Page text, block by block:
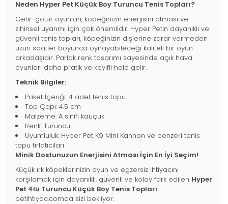
Neden Hyper Pet Küçük Boy Turuncu Tenis Topları?
Getir-götür oyunları, köpeğinizin enerjisini atması ve
zihinsel uyarımı için çok önemlidir. Hyper Petin dayanıklı ve
güvenli tenis topları, köpeğinizin dişlerine zarar vermeden
uzun saatler boyunca oynayabileceği kaliteli bir oyun
arkadaşıdır. Parlak renk tasarımı sayesinde açık hava
oyunları daha pratik ve keyifli hale gelir.
Teknik Bilgiler:
Paket İçeriği: 4 adet tenis topu
Top Çapı: 4.5 cm
Malzeme: A sınıfı kauçuk
Renk: Turuncu
Uyumluluk: Hyper Pet K9 Mini Kannon ve benzeri tenis
topu fırlatıcıları
Minik Dostunuzun Enerjisini Atması İçin En İyi Seçim!
Küçük ırk köpeklerinizin oyun ve egzersiz ihtiyacını
karşılamak için dayanıklı, güvenli ve kolay fark edilen Hyper
Pet 4lü Turuncu Küçük Boy Tenis Topları
petihtiyac.comda sizi bekliyor.